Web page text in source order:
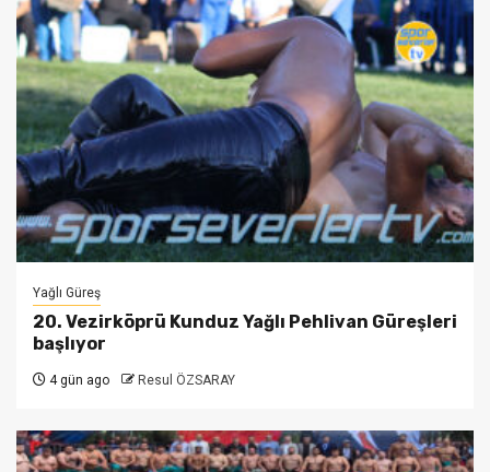
Yağlı Güreş
20. Vezirköprü Kunduz Yağlı Pehlivan Güreşleri
başlıyor
4 gün ago Resul ÖZSARAY